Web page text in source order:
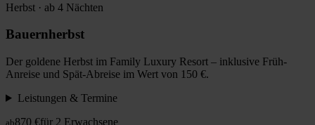
Herbst · ab 4 Nächten
Bauernherbst
Der goldene Herbst im Family Luxury Resort – inklusive Früh-
Anreise und Spät-Abreise im Wert von 150 €.
Leistungen & Termine
ab870 €für 2 Erwachsene